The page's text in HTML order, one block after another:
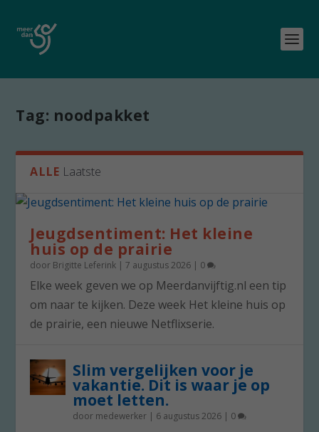
Tag: noodpakket
ALLE Laatste
Jeugdsentiment: Het kleine
huis op de prairie
door Brigitte Leferink |7 augustus 2026 | 0
Elke week geven we op Meerdanvijftig.nl een tip
om naar te kijken. Deze week Het kleine huis op
de prairie, een nieuwe Netflixserie.
Slim vergelijken voor je
vakantie. Dit is waar je op
moet letten.
door medewerker | 6 augustus 2026 | 0